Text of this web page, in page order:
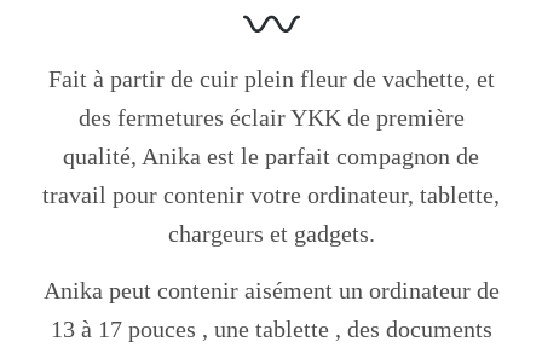
Fait à partir de cuir plein fleur de vachette, et
des fermetures éclair YKK de première
qualité, Anika est le parfait compagnon de
travail pour contenir votre ordinateur, tablette,
chargeurs et gadgets.
Anika peut contenir aisément un ordinateur de
13 à 17 pouces , une tablette , des documents